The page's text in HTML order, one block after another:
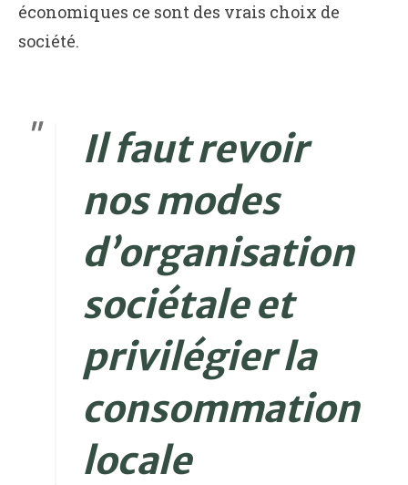
économiques ce sont des vrais choix de
société.
Il faut revoir
nos modes
d’organisation
sociétale et
privilégier la
consommation
locale